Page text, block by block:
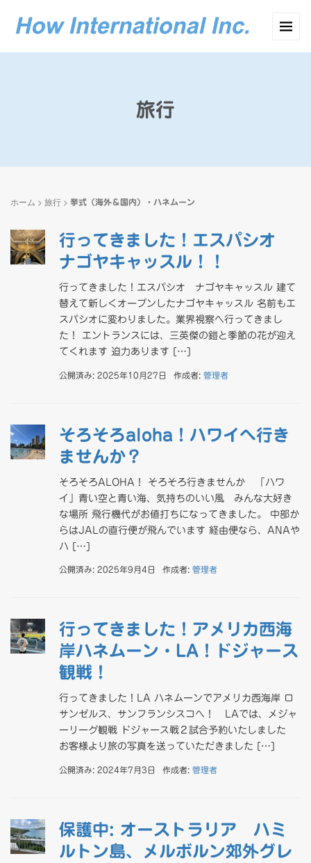
旅行
ホーム > 旅行 > 挙式（海外＆国内）・ハネムーン
行ってきました！エスパシオ
ナゴヤキャッスル！！
行ってきました！エスパシオ ナゴヤキャッスル 建て
替えて新しくオープンしたナゴヤキャッスル 名前もエ
スパシオに変わりました。業界視察へ行ってきまし
た！ エントランスには、三英傑の鎧と季節の花が迎え
てくれます 迫力あります […]
公開済み: 2025年10月27日 作成者: 管理者
そろそろaloha！ハワイへ行き
ませんか？
そろそろALOHA！ そろそろ行きませんか 「ハワ
イ」青い空と青い海、気持ちのいい風 みんな大好き
な場所 飛行機代がお値打ちになってきました。 中部か
らはJALの直行便が飛んでいます 経由便なら、ANAや
ハ […]
公開済み: 2025年9月4日 作成者: 管理者
行ってきました！アメリカ西海
岸ハネムーン・LA！ドジャース
観戦！
行ってきました！LA ハネムーンでアメリカ西海岸 ロ
サンゼルス、サンフランシスコへ！ LAでは、メジャ
ーリーグ観戦 ドジャース戦２試合予約いたしました
お客様より旅の写真を送っていただきました […]
公開済み: 2024年7月3日 作成者: 管理者
保護中: オーストラリア ハミ
ルトン島、メルボルン郊外グレ